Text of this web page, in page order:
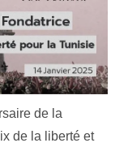
de la
de la liberté et